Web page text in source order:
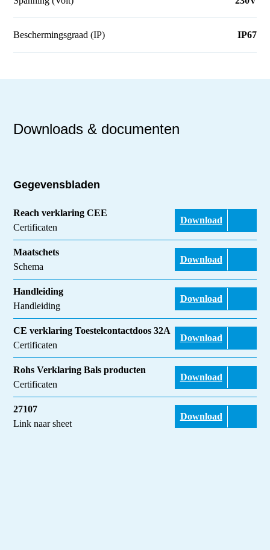
Beschermingsgraad (IP) IP67
Downloads & documenten
Gegevensbladen
Reach verklaring CEE
Certificaten
Download
Maatschets
Schema
Download
Handleiding
Handleiding
Download
CE verklaring Toestelcontactdoos 32A
Certificaten
Download
Rohs Verklaring Bals producten
Certificaten
Download
27107
Link naar sheet
Download